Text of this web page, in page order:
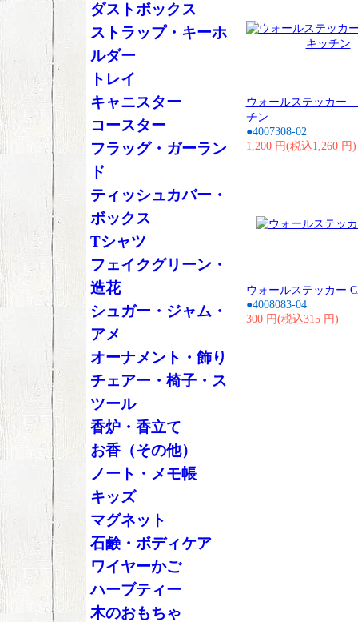
ウォールステッカ
チン
●4007308-02
1,200 円(税込1,260 円)
ウォールステッカー
●4008083-04
300 円(税込315 円)
ダストボックス
ストラップ・キーホ
ルダー
トレイ
キャニスター
コースター
フラッグ・ガーラン
ド
ティッシュカバー・
ボックス
Tシャツ
フェイクグリーン・
造花
シュガー・ジャム・
アメ
オーナメント・飾り
チェアー・椅子・ス
ツール
香炉・香立て
お香（その他）
ノート・メモ帳
キッズ
マグネット
石鹸・ボディケア
ワイヤーかご
ハーブティー
木のおもちゃ